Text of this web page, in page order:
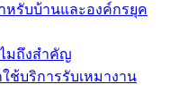
รับบ้านและองค์กรยุค
ไมถึงสำคัญ
ช้บริการรับเหมางาน